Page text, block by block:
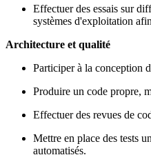
Effectuer des essais sur
systèmes d'exploitation
Architecture et qualité
Participer à la conception
Produire un code propre,
Effectuer des revues de
Mettre en place des tests
automatisés.